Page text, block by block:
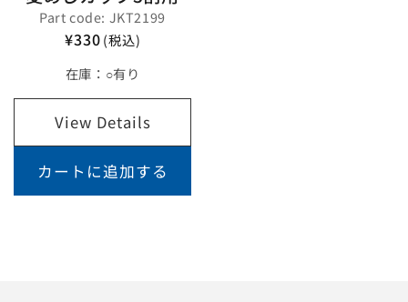
Part code: JKT2199
¥330(税込)
在庫： ○有り
View Details
カートに追加する